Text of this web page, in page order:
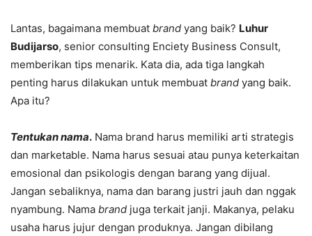
Lantas, bagaimana membuat brand yang baik? Luhur
Budijarso, senior consulting Enciety Business Consult,
memberikan tips menarik. Kata dia, ada tiga langkah
penting harus dilakukan untuk membuat brand yang baik.
Apa itu?
Tentukan nama. Nama brand harus memiliki arti strategis
dan marketable. Nama harus sesuai atau punya keterkaitan
emosional dan psikologis dengan barang yang dijual.
Jangan sebaliknya, nama dan barang justri jauh dan nggak
nyambung. Nama brand juga terkait janji. Makanya, pelaku
usaha harus jujur dengan produknya. Jangan dibilang